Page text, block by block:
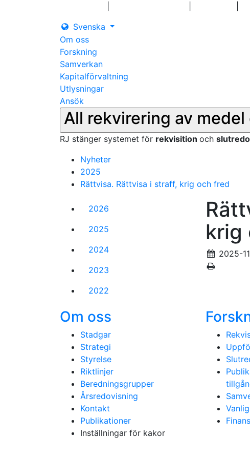
Svenska
Om oss
Forskning
Samverkan
Kapitalförvaltning
Utlysningar
Ansök
All rekvirering av
RJ stänger systemet för rekvisition och
Nyheter
2025
Rättvisa. Rättvisa i straff, krig och fred
2026
2025
2024
2023
2022
krig
2025-
Om oss
Stadgar
Strategi
Styrelse
Riktlinjer
Beredningsgrupper
Årsredovisning
Kontakt
Publikationer
Inställningar för kakor